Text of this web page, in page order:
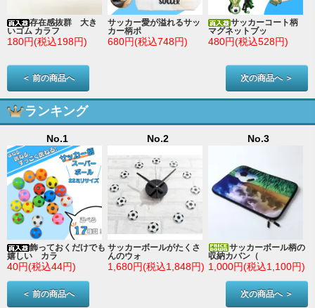
存在感抜群 大き
いゴム カラフ
180円(税込198円)
サッカー愛が溢れるサッ
カー柄ポ
680円(税込748円)
サッカーコート柄
マグネットブッ
480円(税込528円)
＜ 前の商品へ 次の商品へ ＞
ランキング
No.1
飾っておくだけでも
嬉しい カラ
40円(税込44円)
No.2
サッカーボールがたくさ
んのウォ
1,680円(税込1,848円)
No.3
サッカーボール柄の
収納カバン（
1,000円(税込1,100円)
＜ 前の商品へ 次の商品へ ＞